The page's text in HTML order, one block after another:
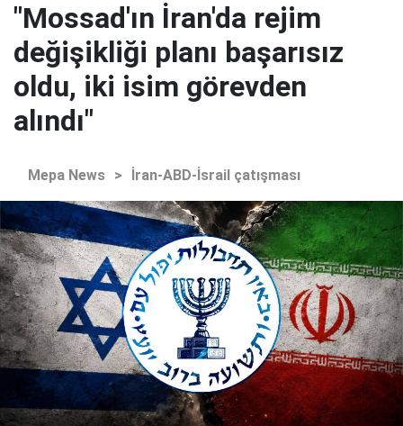
"Mossad'ın İran'da rejim
değişikliği planı başarısız
oldu, iki isim görevden
alındı"
Mepa News > İran-ABD-İsrail çatışması